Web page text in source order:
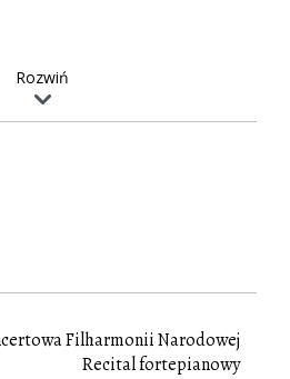
Rozwiń
Filharmonii Narodowej
Recital fortepianowy